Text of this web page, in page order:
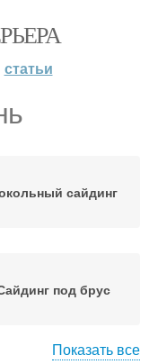
статьи
сайдинг
под брус
Показать все